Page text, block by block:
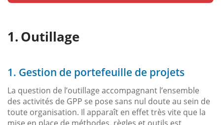
Outillage
1. Gestion de portefeuille de projets
La question de l’outillage accompagnant l’ensemble
des activités de GPP se pose sans nul doute au sein de
toute organisation. Il apparaît en effet très vite que la